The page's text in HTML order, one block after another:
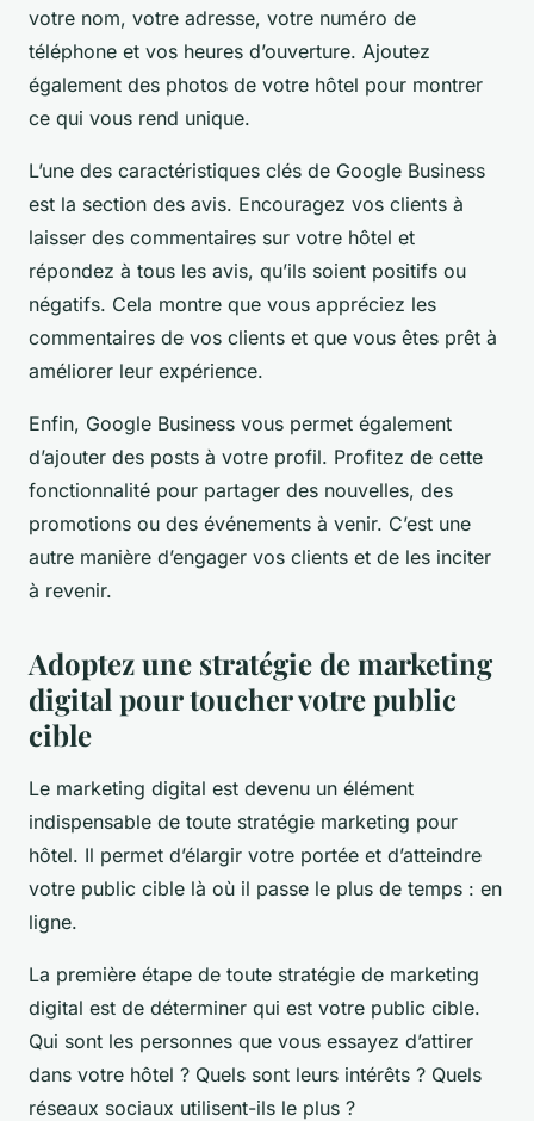
votre nom, votre adresse, votre numéro de
téléphone et vos heures d’ouverture. Ajoutez
également des photos de votre hôtel pour montrer
ce qui vous rend unique.
L’une des caractéristiques clés de Google Business
est la section des avis. Encouragez vos clients à
laisser des commentaires sur votre hôtel et
répondez à tous les avis, qu’ils soient positifs ou
négatifs. Cela montre que vous appréciez les
commentaires de vos clients et que vous êtes prêt à
améliorer leur expérience.
Enfin, Google Business vous permet également
d’ajouter des posts à votre profil. Profitez de cette
fonctionnalité pour partager des nouvelles, des
promotions ou des événements à venir. C’est une
autre manière d’engager vos clients et de les inciter
à revenir.
Adoptez une stratégie de marketing
digital pour toucher votre public
cible
Le marketing digital est devenu un élément
indispensable de toute stratégie marketing pour
hôtel. Il permet d’élargir votre portée et d’atteindre
votre public cible là où il passe le plus de temps : en
ligne.
La première étape de toute stratégie de marketing
digital est de déterminer qui est votre public cible.
Qui sont les personnes que vous essayez d’attirer
dans votre hôtel ? Quels sont leurs intérêts ? Quels
réseaux sociaux utilisent-ils le plus ?